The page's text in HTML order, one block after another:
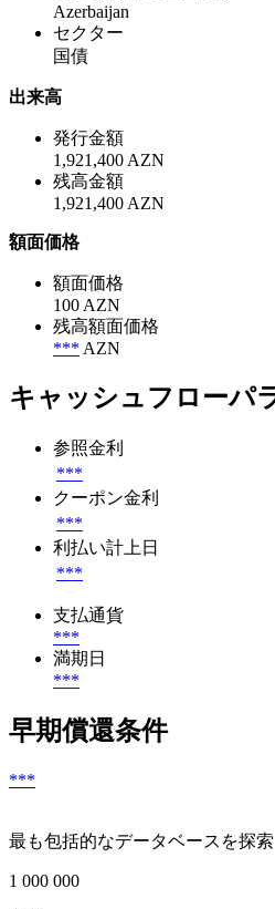
Azerbaijan
セクター
国債
出来高
発行金額
1,921,400 AZN
残高金額
1,921,400 AZN
額面価格
額面価格
100 AZN
残高額面価格
*** AZN
キャッシュフローパ
参照金利
***
クーポン金利
***
利払い計上日
***
支払通貨
***
満期日
***
早期償還条件
***
最も包括的なデータベースを探索
1 000 000